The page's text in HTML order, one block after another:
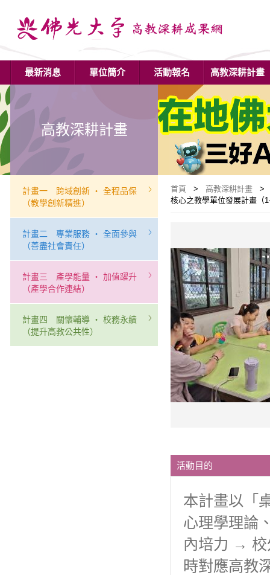
最新消息 單位簡介 活動報名 高教深耕計畫
高教深耕計畫
計畫一 跨域創新 ‧ 全程品保
（教學創新精進）
計畫二 專業服務 ‧ 全面參與
（善盡社會責任）
計畫三 產學能量 ‧ 加值躍升
（產學合作連結）
計畫四 關懷輔導 ‧ 校務永續
（提升高教公共性）
首頁 > 高教深耕計畫 >
核心之教學單位發展計畫
活動目的
本計畫以「
心理學理論
內培力 → 校
時對應高教